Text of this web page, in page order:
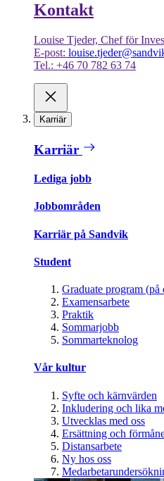
Kontakt
Louise Tjeder, Chef för
E-post:
Tel.: +46 70 782 63 74
Karriär
Karriär
Lediga jobb
Jobbområden
Karriär på Sandvik
Student
Graduate program (på
Examensarbete
Praktik
Sommarjobb
Sommarteknolog
Vår kultur
Syfte och kärnvärden
Inkludering och lika
Utvecklas med oss
Ersättning och
Distansarbete
Ny hos oss